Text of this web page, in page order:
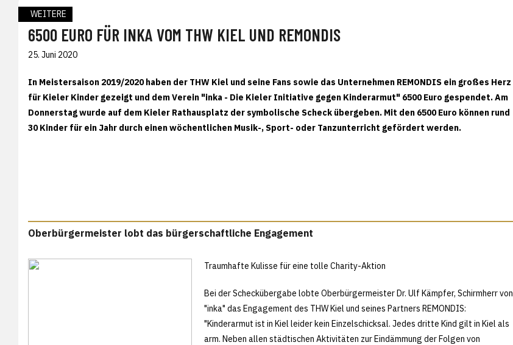
WEITERE
6500 EURO FÜR INKA VOM THW KIEL UND REMONDIS
25. Juni 2020
In Meistersaison 2019/2020 haben der THW Kiel und seine Fans sowie das Unternehmen REMONDIS ein großes Herz
für Kieler Kinder gezeigt und dem Verein "inka - Die Kieler Initiative gegen Kinderarmut" 6500 Euro gespendet. Am
Donnerstag wurde auf dem Kieler Rathausplatz der symbolische Scheck übergeben. Mit den 6500 Euro können rund
30 Kinder für ein Jahr durch einen wöchentlichen Musik-, Sport- oder Tanzunterricht gefördert werden.
Oberbürgermeister lobt das bürgerschaftliche Engagement
Traumhafte Kulisse für eine tolle Charity-Aktion
Bei der Scheckübergabe lobte Oberbürgermeister Dr. Ulf Kämpfer, Schirmherr von
"inka" das Engagement des THW Kiel und seines Partners REMONDIS:
"Kinderarmut ist in Kiel leider kein Einzelschicksal. Jedes dritte Kind gilt in Kiel als
arm. Neben allen städtischen Aktivitäten zur Eindämmung der Folgen von